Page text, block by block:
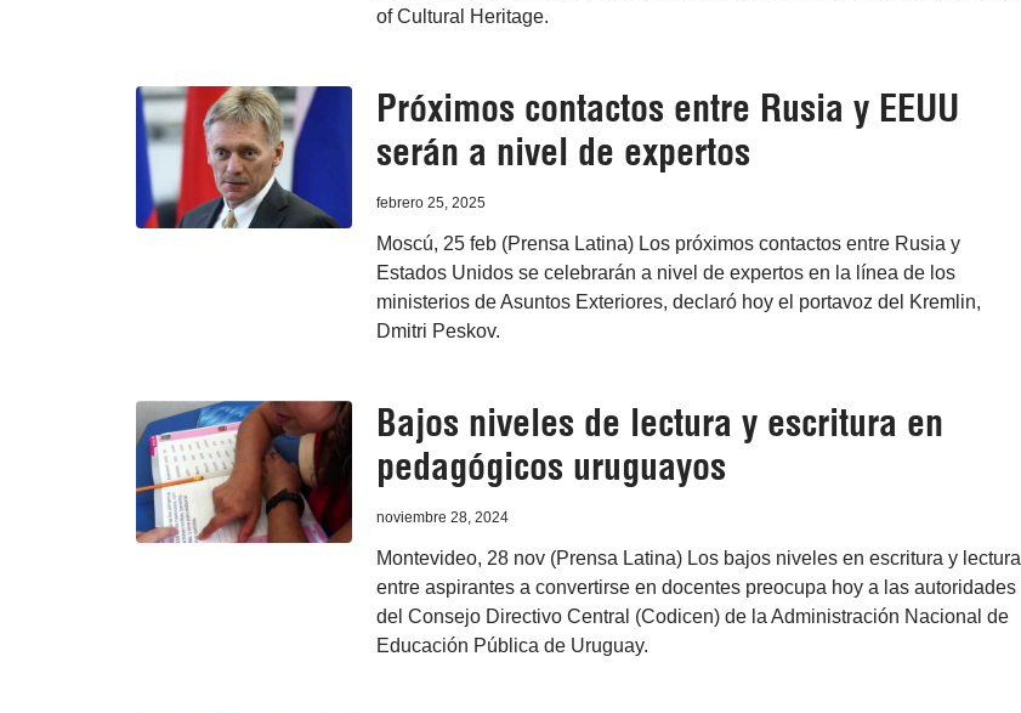
of Cultural Heritage.
Próximos contactos entre Rusia y EEUU
serán a nivel de expertos
febrero 25, 2025
Moscú, 25 feb (Prensa Latina) Los próximos contactos entre Rusia y
Estados Unidos se celebrarán a nivel de expertos en la línea de los
ministerios de Asuntos Exteriores, declaró hoy el portavoz del Kremlin,
Dmitri Peskov.
Bajos niveles de lectura y escritura en
pedagógicos uruguayos
noviembre 28, 2024
Montevideo, 28 nov (Prensa Latina) Los bajos niveles en escritura y lectura
entre aspirantes a convertirse en docentes preocupa hoy a las autoridades
del Consejo Directivo Central (Codicen) de la Administración Nacional de
Educación Pública de Uruguay.